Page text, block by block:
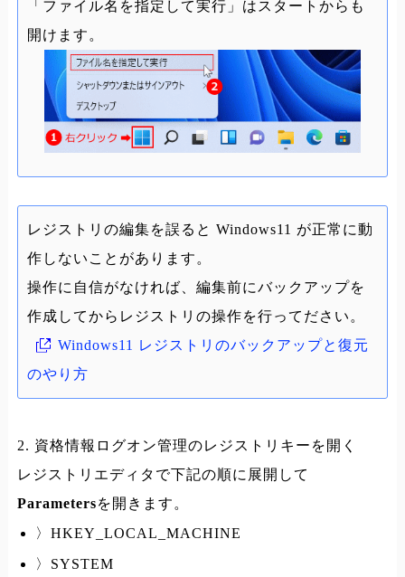
「ファイル名を指定して実行」はスタートからも
開けます。
レジストリの編集を誤ると Windows11 が正常に動
作しないことがあります。
操作に自信がなければ、編集前にバックアップを
作成してからレジストリの操作を行ってださい。
Windows11 レジストリのバックアップと復元
のやり方
2. 資格情報ログオン管理のレジストリキーを開く
レジストリエディタで下記の順に展開して
Parametersを開きます。
〉HKEY_LOCAL_MACHINE
〉SYSTEM